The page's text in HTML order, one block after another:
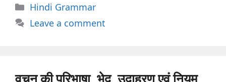
Categories
Hindi Grammar
Leave a comment
वचन की परिभाषा, भेद, उदाहरण एवं नियम